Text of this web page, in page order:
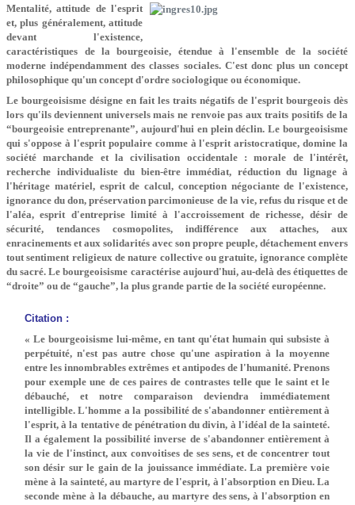
Mentalité, attitude de l'esprit
et, plus généralement, attitude
devant l'existence,
caractéristiques de la bourgeoisie, étendue à l'ensemble de la société
moderne indépendamment des classes sociales. C'est donc plus un concept
philosophique qu'un concept d'ordre sociologique ou économique.
Le bourgeoisisme désigne en fait les traits négatifs de l'esprit bourgeois dès
lors qu'ils deviennent universels mais ne renvoie pas aux traits positifs de la
“bourgeoisie entreprenante”, aujourd'hui en plein déclin. Le bourgeoisisme
qui s'oppose à l'esprit populaire comme à l'esprit aristocratique, domine la
société marchande et la civilisation occidentale : morale de l'intérêt,
recherche individualiste du bien-être immédiat, réduction du lignage à
l'héritage matériel, esprit de calcul, conception négociante de l'existence,
ignorance du don, préservation parcimonieuse de la vie, refus du risque et de
l'aléa, esprit d'entreprise limité à l'accroissement de richesse, désir de
sécurité, tendances cosmopolites, indifférence aux attaches, aux
enracinements et aux solidarités avec son propre peuple, détachement envers
tout sentiment religieux de nature collective ou gratuite, ignorance complète
du sacré. Le bourgeoisisme caractérise aujourd'hui, au-delà des étiquettes de
“droite” ou de “gauche”, la plus grande partie de la société européenne.
Citation :
« Le bourgeoisisme lui-même, en tant qu'état humain qui subsiste à
perpétuité, n'est pas autre chose qu'une aspiration à la moyenne
entre les innombrables extrêmes et antipodes de l'humanité. Prenons
pour exemple une de ces paires de contrastes telle que le saint et le
débauché, et notre comparaison deviendra immédiatement
intelligible. L'homme a la possibilité de s'abandonner entièrement à
l'esprit, à la tentative de pénétration du divin, à l'idéal de la sainteté.
Il a également la possibilité inverse de s'abandonner entièrement à
la vie de l'instinct, aux convoitises de ses sens, et de concentrer tout
son désir sur le gain de la jouissance immédiate. La première voie
mène à la sainteté, au martyre de l'esprit, à l'absorption en Dieu. La
seconde mène à la débauche, au martyre des sens, à l'absorption en